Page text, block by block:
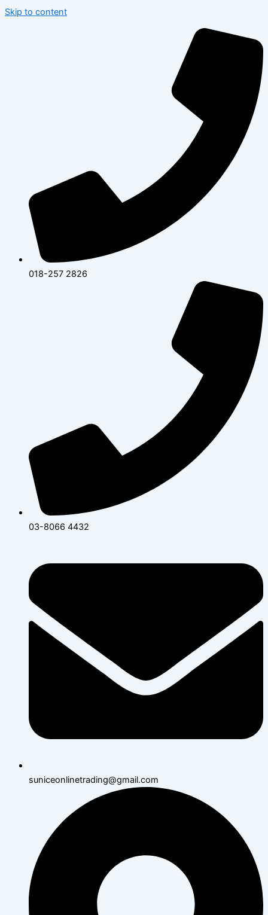
Skip to content
018-257 2826
03-8066 4432
suniceonlinetrading@gmail.com